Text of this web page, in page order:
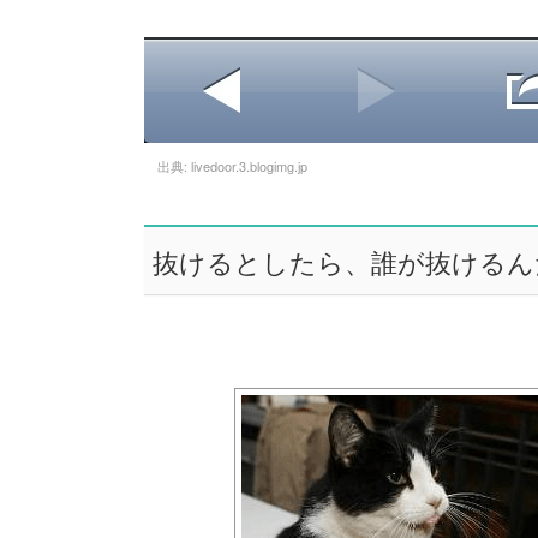
出典: livedoor.3.blogimg.jp
抜けるとしたら、誰が抜ける